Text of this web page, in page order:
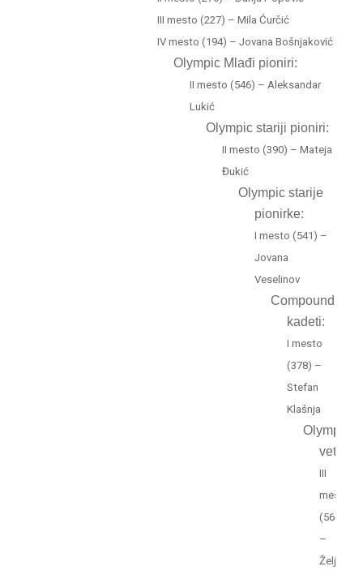
III mesto (227) – Mila Ćurčić
IV mesto (194) – Jovana Bošnjaković
Olympic Mlađi pioniri:
II mesto (546) – Aleksandar
Lukić
Olympic stariji pioniri:
II mesto (390) – Mateja
Đukić
Olympic starije
pionirke:
I mesto (541) –
Jovana
Veselinov
Compound
kadeti:
I mesto
(378) –
Stefan
Klašnja
Olympic
III
mesto
(566)
–
Željko